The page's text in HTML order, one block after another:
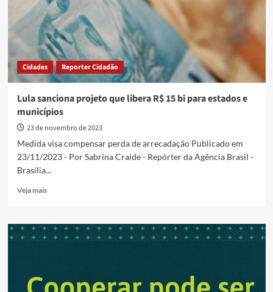
Cidades Reporter Cidadão
Lula sanciona projeto que libera R$ 15 bi para estados e
municípios
23 de novembro de 2023
Medida visa compensar perda de arrecadação Publicado em
23/11/2023 - Por Sabrina Craide - Repórter da Agência Brasil -
Brasília...
Veja maisRead
Lula
sanciona
R$